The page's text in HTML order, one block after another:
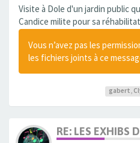
Visite à Dole d'un jardin public
Candice milite pour sa
Vous n’avez pas les
les fichiers joints à ce
gabert,
RE: LES EXHIBS